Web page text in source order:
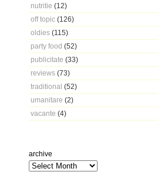
nutritie (12)
off topic (126)
oldies (115)
party food (52)
publicitate (33)
reviews (73)
traditional (52)
umanitare (2)
vacante (4)
archive